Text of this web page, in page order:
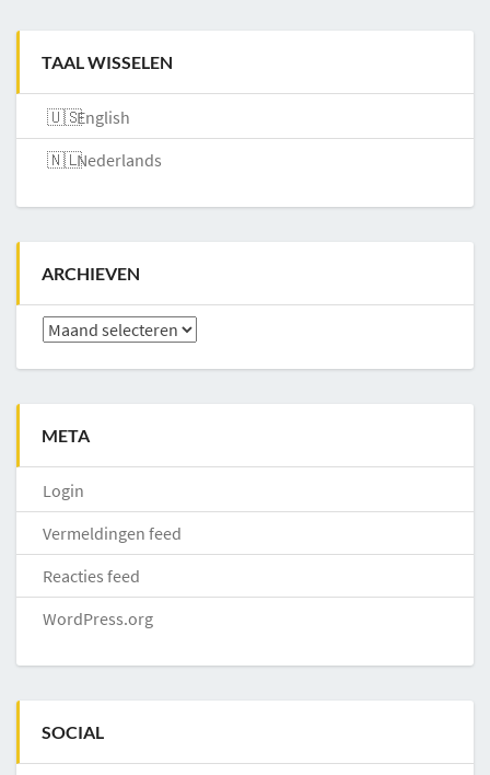
TAAL WISSELEN
English
Nederlands
ARCHIEVEN
Archieven
META
Login
Vermeldingen feed
Reacties feed
WordPress.org
SOCIAL